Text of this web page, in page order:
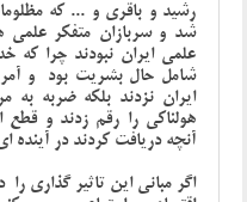
رشید و باقری و ... که
شد و سربازان متفکر علمی
علمی ایران نبودند چرا که
شامل حال بشریت بود و
ایران نزدند بلکه ضربه
هولناکی را رقم زدند و
آنچه دریافت کردند در آینده
اگر مبانی این تاثیر گذاری